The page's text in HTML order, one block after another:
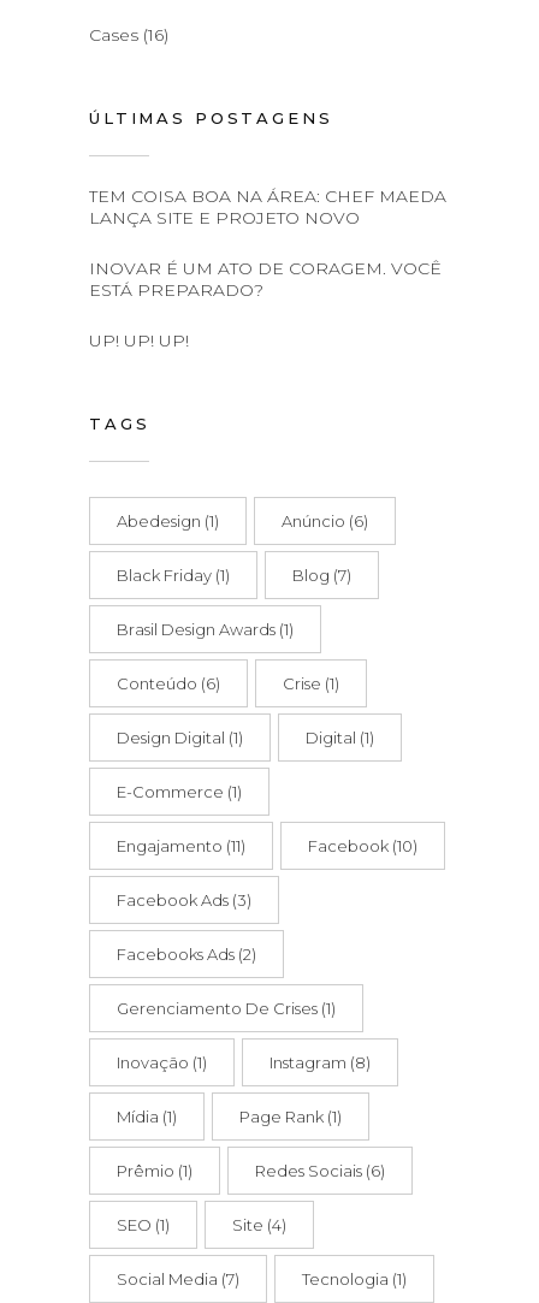
Cases (16)
ÚLTIMAS POSTAGENS
TEM COISA BOA NA ÁREA: CHEF MAEDA
LANÇA SITE E PROJETO NOVO
INOVAR É UM ATO DE CORAGEM. VOCÊ
ESTÁ PREPARADO?
UP! UP! UP!
TAGS
Abedesign (1) Anúncio (6)
Black Friday (1) Blog (7)
Brasil Design Awards (1)
Conteúdo (6) Crise (1)
Design Digital (1) Digital (1)
E-Commerce (1)
Engajamento (11) Facebook (10)
Facebook Ads (3)
Facebooks Ads (2)
Gerenciamento De Crises (1)
Inovação (1) Instagram (8)
Mídia (1) Page Rank (1)
Prêmio (1) Redes Sociais (6)
SEO (1) Site (4)
Social Media (7) Tecnologia (1)